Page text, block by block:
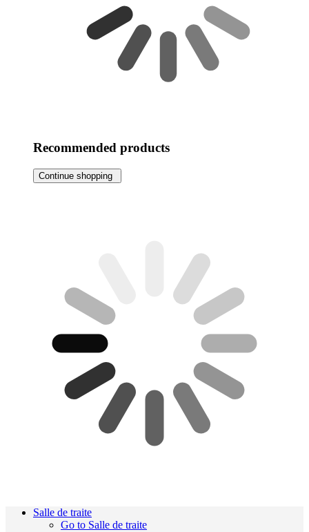
Recommended products
Continue shopping
Salle de traite
Go to Salle de traite